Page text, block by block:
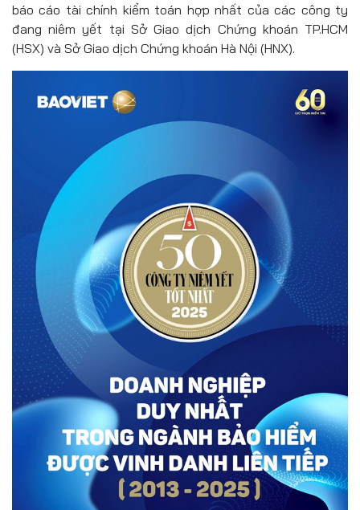
báo cáo tài chính kiểm toán hợp nhất của các công ty
đang niêm yết tại Sở Giao dịch Chứng khoán TP.HCM
(HSX) và Sở Giao dịch Chứng khoán Hà Nội (HNX).